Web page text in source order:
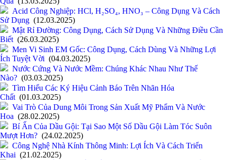
Acid Công Nghiệp: HCl, H₂SO₄, HNO₃ – Công Dụng Và Cách
Sử Dụng (12.03.2025)
Mật Rỉ Đường: Công Dụng, Cách Sử Dụng Và Những Điều Cần
Biết (26.03.2025)
Men Vi Sinh EM Gốc: Công Dụng, Cách Dùng Và Những Lợi
Ích Tuyệt Vời (04.03.2025)
Nước Cứng Và Nước Mềm: Chúng Khác Nhau Như Thế
Nào? (03.03.2025)
Tìm Hiểu Các Ký Hiệu Cảnh Báo Trên Nhãn Hóa
Chất (01.03.2025)
Vai Trò Của Dung Môi Trong Sản Xuất Mỹ Phẩm Và Nước
Hoa (28.02.2025)
Bí Ẩn Của Dầu Gội: Tại Sao Một Số Dầu Gội Làm Tóc Suôn
Mượt Hơn? (24.02.2025)
Công Nghệ Nhà Kính Thông Minh: Lợi Ích Và Cách Triển
Khai (21.02.2025)